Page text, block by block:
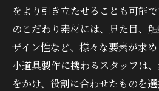
をより引き立たせることも可能
のこだわり素材には、見た目、
ザイン性など、様々な要素が求め
小道具製作に携わるスタッフは
をかけ、役割に合わせたものを